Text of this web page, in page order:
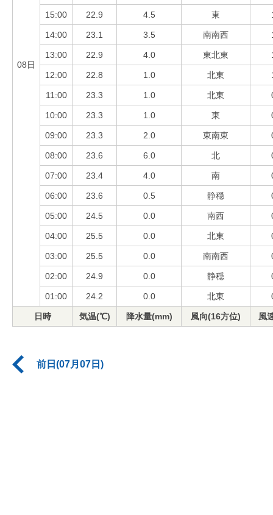
08日
15:00 22.9 4.5 東
14:00 23.1 3.5 南南西
13:00 22.9 4.0 東北東
12:00 22.8 1.0 北東
11:00 23.3 1.0 北東
10:00 23.3 1.0 東
09:00 23.3 2.0 東南東
08:00 23.6 6.0 北
07:00 23.4 4.0 南
06:00 23.6 0.5 静穏
05:00 24.5 0.0 南西
04:00 25.5 0.0 北東
03:00 25.5 0.0 南南西
02:00 24.9 0.0 静穏
01:00 24.2 0.0 北東
日時 気温(℃) 降水量(mm) 風向(16方位) 風
前日(07月07日)